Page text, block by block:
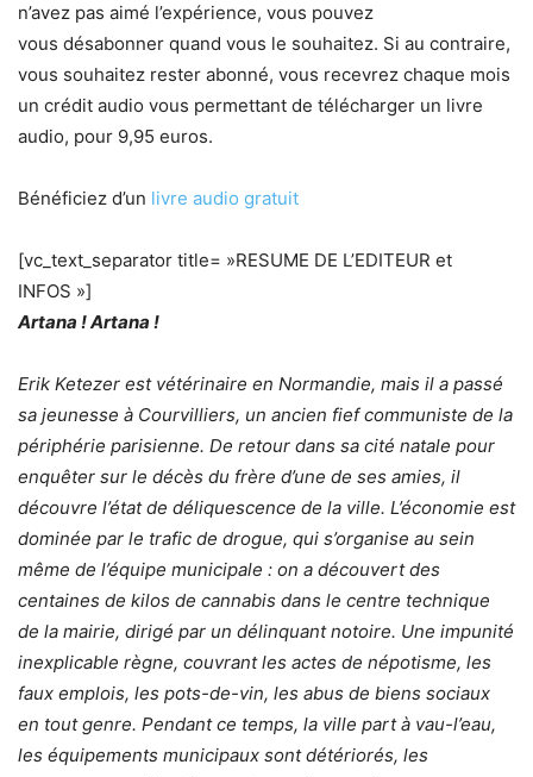
n’avez pas aimé l’expérience, vous pouvez
vous désabonner quand vous le souhaitez. Si au contraire,
vous souhaitez rester abonné, vous recevrez chaque mois
un crédit audio vous permettant de télécharger un livre
audio, pour 9,95 euros.
Bénéficiez d’un livre audio gratuit
[vc_text_separator title= »RESUME DE L’EDITEUR et
INFOS »]
Artana ! Artana !
Erik Ketezer est vétérinaire en Normandie, mais il a passé
sa jeunesse à Courvilliers, un ancien fief communiste de la
périphérie parisienne. De retour dans sa cité natale pour
enquêter sur le décès du frère d’une de ses amies, il
découvre l’état de déliquescence de la ville. L’économie est
dominée par le trafic de drogue, qui s’organise au sein
même de l’équipe municipale : on a découvert des
centaines de kilos de cannabis dans le centre technique
de la mairie, dirigé par un délinquant notoire. Une impunité
inexplicable règne, couvrant les actes de népotisme, les
faux emplois, les pots-de-vin, les abus de biens sociaux
en tout genre. Pendant ce temps, la ville part à vau-l’eau,
les équipements municipaux sont détériorés, les